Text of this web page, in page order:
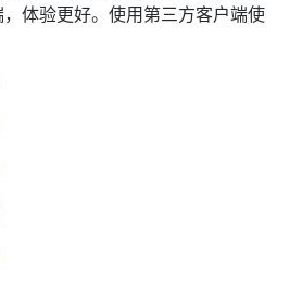
体验更好。使用第三方客户端使